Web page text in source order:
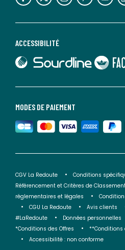
MODES DE PAIEMENT
ACCESSIBILITÉ
lien vers Sourdline
lien vers Faciliti
CGV La Redoute
Conditions
Référencement et Critères de
réglementaires et légales
CGU La Redoute
Avis clients
#LaRedoute
Données personnelles
*Conditions des Offres
**Conditions
Accessibilité : non conforme